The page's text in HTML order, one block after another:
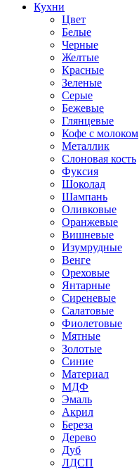
Кухни
Цвет
Белые
Черные
Желтые
Красные
Зеленые
Серые
Бежевые
Глянцевые
Кофе с молоком
Металлик
Слоновая кость
Фуксия
Шоколад
Шампань
Оливковые
Оранжевые
Вишневые
Изумрудные
Венге
Ореховые
Янтарные
Сиреневые
Салатовые
Фиолетовые
Мятные
Золотые
Синие
Материал
МДФ
Эмаль
Акрил
Береза
Дерево
Дуб
ЛДСП